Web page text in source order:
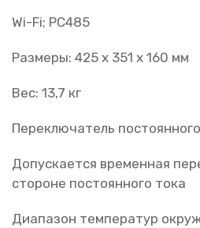
Wi-Fi; РС485
Размеры: 425 х 351 х 160 мм
Вес: 13,7 кг
Переключатель
Допускается временная
стороне постоянного тока
Диапазон температур